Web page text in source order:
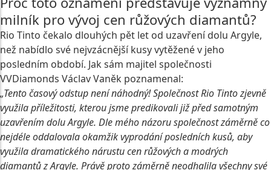
milník pro vývoj cen růžových diamantů?
Rio Tinto čekalo dlouhých pět let od uzavření dolu Argyle,
než nabídlo své nejvzácnější kusy vytěžené v jeho
posledním období. Jak sám majitel společnosti
VVDiamonds Václav Vaněk poznamenal:
„Tento časový odstup není náhodný! Společnost Rio Tinto zjevně
využila příležitosti, kterou jsme predikovali již před samotným
uzavřením dolu Argyle. Dle mého názoru společnost záměrně co
nejdéle oddalovala okamžik vyprodání posledních kusů, aby
využila dramatického nárustu cen růžových a modrých
diamantů z Argyle. Právě proto záměrně neodhalila všechny své